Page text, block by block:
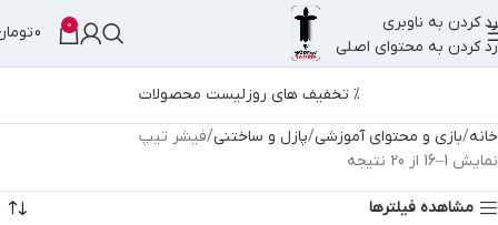
رد کردن به ناوبری
رد کردن به محتوای اصلی
0
0
% تخفیف های روزلیست محصولات
خانه بازی و محتوای آموزشی پازل و ساختنی فیشر تیپ
نمایش 1–16 از 20 نتیجه
مشاهده فیلترها